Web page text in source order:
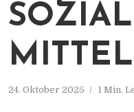
24. Oktober 2025 1 Min.